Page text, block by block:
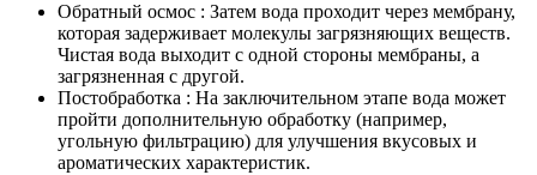
Обратный осмос : Затем вода проходит через мембрану,
которая задерживает молекулы загрязняющих веществ.
Чистая вода выходит с одной стороны мембраны, а
загрязненная с другой.
Постобработка : На заключительном этапе вода может
пройти дополнительную обработку (например,
угольную фильтрацию) для улучшения вкусовых и
ароматических характеристик.